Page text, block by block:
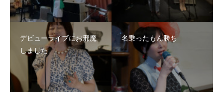
デビューライブにお邪魔
しました
名乗ったもん勝ち